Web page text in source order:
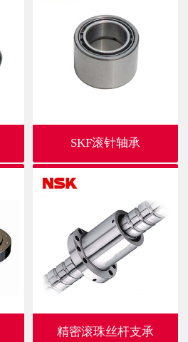
SKF滚针轴承
精密滚珠丝杆支承